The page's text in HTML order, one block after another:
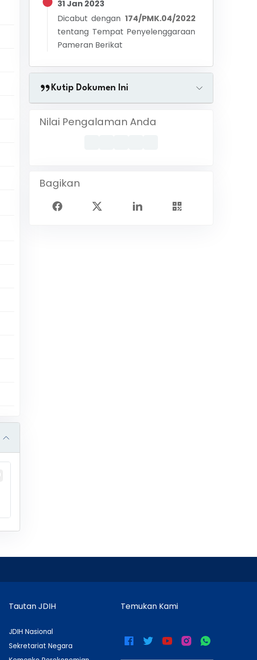
31 Jan 2023
Dicabut dengan 174/PMK.04/2022
tentang Tempat Penyelenggaraan
Pameran Berikat
Kutip Dokumen Ini
Nilai Pengalaman Anda
Bagikan
Tautan JDIH
JDIH Nasional
Sekretariat Negara
Temukan Kami